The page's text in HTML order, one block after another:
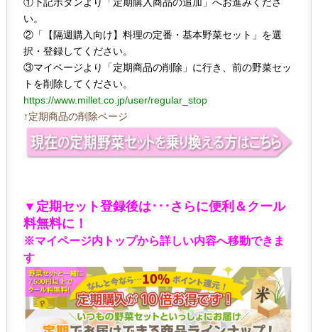
い。
②「【隔週購入向け】料理の定番・基本野菜セット」を選
択・登録してください。
③マイページより「定期商品の削除」に行き、前の野菜セッ
トを削除してください。
https://www.millet.co.jp/user/regular_stop
↑定期商品の削除ページ
▼定期セット登録後は･･･さらに便利＆クール
料無料に！
※マイページ内トップから詳しい内容へ移動できま
す